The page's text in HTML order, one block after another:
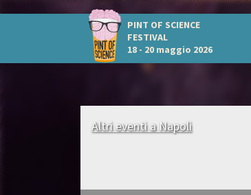
PINT OF SCIENCE
FESTIVAL
18 - 20 maggio 2026
Altri eventi a Napoli